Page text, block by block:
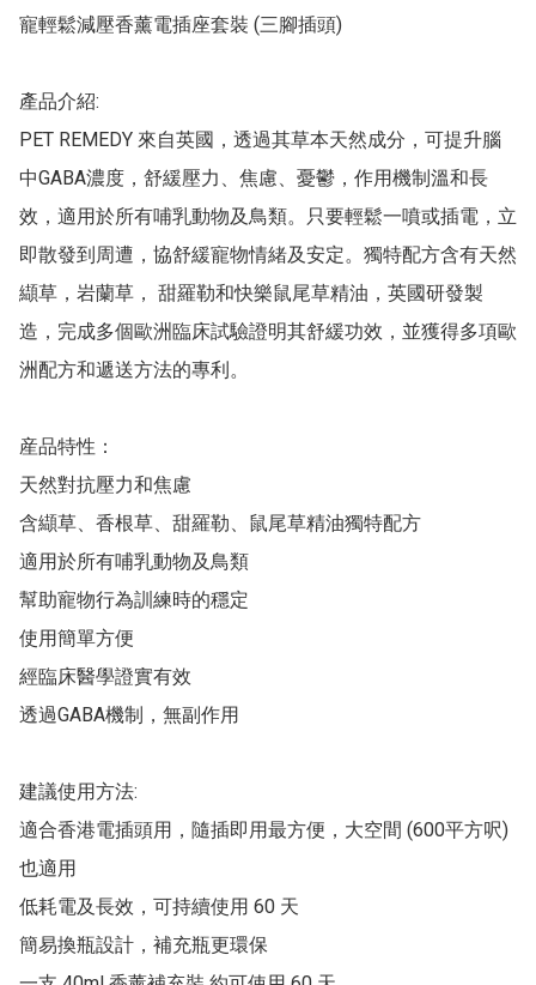
寵輕鬆減壓香薰電插座套裝 (三腳插頭)
產品介紹:
PET REMEDY 來自英國，透過其草本天然成分，可提升腦
中GABA濃度，舒緩壓力、焦慮、憂鬱，作用機制溫和長
效，適用於所有哺乳動物及鳥類。只要輕鬆一噴或插電，立
即散發到周遭，協舒緩寵物情緒及安定。獨特配方含有天然
纈草，岩蘭草， 甜羅勒和快樂鼠尾草精油，英國研發製
造，完成多個歐洲臨床試驗證明其舒緩功效，並獲得多項歐
洲配方和遞送方法的專利。
産品特性：
天然對抗壓力和焦慮
含纈草、香根草、甜羅勒、鼠尾草精油獨特配方
適用於所有哺乳動物及鳥類
幫助寵物行為訓練時的穩定
使用簡單方便
經臨床醫學證實有效
透過GABA機制，無副作用
建議使用方法:
適合香港電插頭用，隨插即用最方便，大空間 (600平方呎)
也適用
低耗電及長效，可持續使用 60 天
簡易換瓶設計，補充瓶更環保